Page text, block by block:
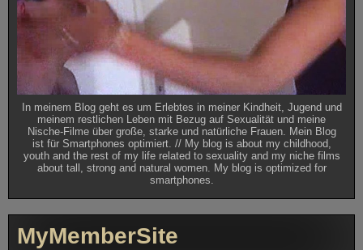
In meinem Blog geht es um Erlebtes in meiner Kindheit, Jugend und
meinem restlichen Leben mit Bezug auf Sexualität und meine
Nische-Filme über große, starke und natürliche Frauen. Mein Blog
ist für Smartphones optimiert. // My blog is about my childhood,
youth and the rest of my life related to sexuality and my niche films
about tall, strong and natural women. My blog is optimized for
smartphones.
MyMemberSite